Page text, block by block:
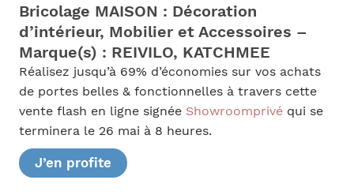
Bricolage MAISON : Décoration
d’intérieur, Mobilier et Accessoires –
Marque(s) : REIVILO, KATCHMEE
Réalisez jusqu’à 69% d’économies sur vos achats
de portes belles & fonctionnelles à travers cette
vente flash en ligne signée Showroomprivéqui se
terminera le 26 mai à 8 heures.
J’en profite